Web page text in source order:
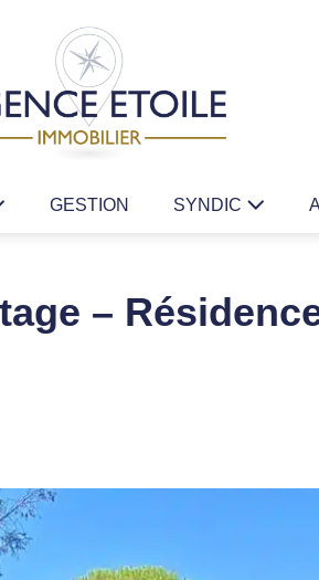
GESTION SYNDIC
–